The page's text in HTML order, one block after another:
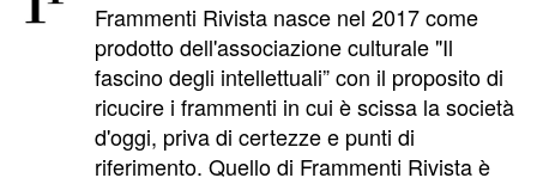
Frammenti Rivista nasce nel 2017 come
prodotto dell'associazione culturale "Il
fascino degli intellettuali” con il proposito di
ricucire i frammenti in cui è scissa la società
d'oggi, priva di certezze e punti di
riferimento. Quello di Frammenti Rivista è